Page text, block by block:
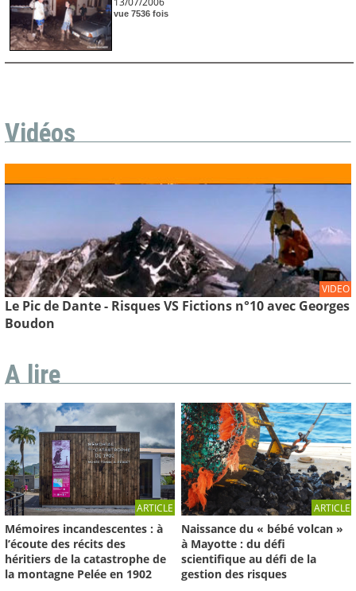
vue 7536 fois
Vidéos
VIDEO
Le Pic de Dante - Risques VS Fictions n°10 avec Georges
Boudon
A lire
ARTICLE
Mémoires incandescentes : à
l’écoute des récits des
héritiers de la catastrophe de
la montagne Pelée en 1902
ARTICLE
Naissance du « bébé volcan »
à Mayotte : du défi
scientifique au défi de la
gestion des risques